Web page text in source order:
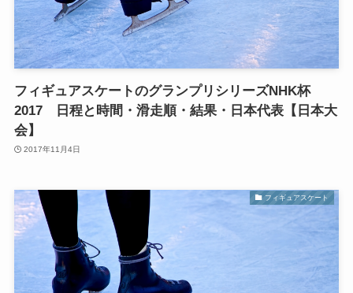
フィギュアスケートのグランプリシリーズNHK杯
2017 日程と時間・滑走順・結果・日本代表【日本大
会】
2017年11月4日
フィギュアスケート